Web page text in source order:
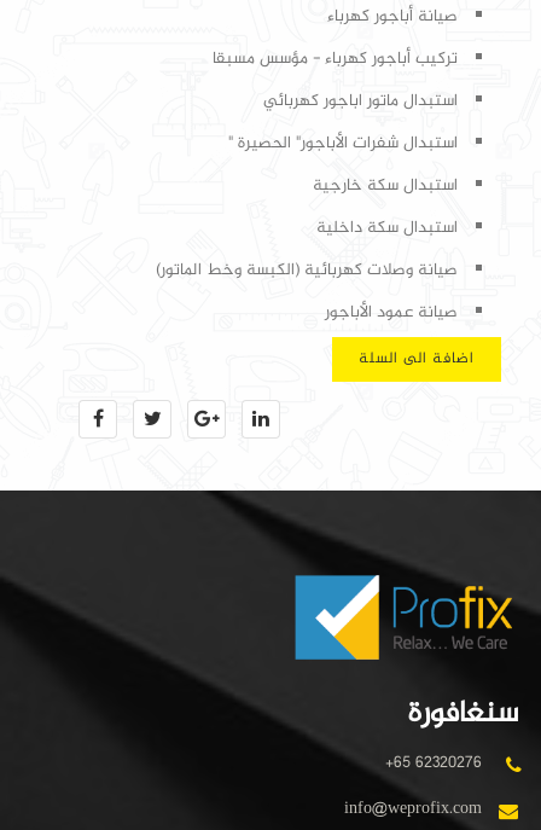
صيانة أباجور كهرباء
تركيب أباجور كهرباء - مؤسس مسبقا
استبدال ماتور اباجور كهربائي
استبدال شفرات الأباجور" الحصيرة "
استبدال سكة خارجية
استبدال سكة داخلية
صيانة وصلات كهربائية (الكبسة وخط الماتور)
صيانة عمود الأباجور
اضافة الى السلة
سنغافورة
+65 62320276
info@weprofix.com